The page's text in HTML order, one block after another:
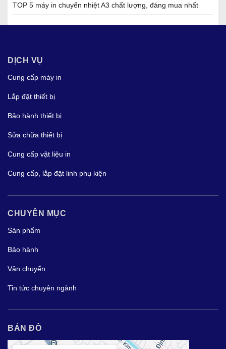
TOP 5 máy in chuyển nhiệt A3 chất lượng, đáng mua nhất
DỊCH VỤ
Cung cấp máy in
Lắp đặt thiết bị
Bảo hành thiết bị
Sửa chữa thiết bị
Cung cấp vật liệu in
Cung cấp, lắp đặt linh phụ kiện
CHUYÊN MỤC
Sản phẩm
Bảo hành
Vận chuyển
Tin tức chuyên ngành
BẢN ĐỒ